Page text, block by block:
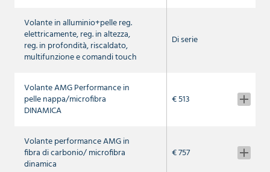
Volante in alluminio+pelle reg.
elettricamente, reg. in altezza,
reg. in profondità, riscaldato,
multifunzione e comandi touch
Di serie
Volante AMG Performance in
pelle nappa/microfibra
DINAMICA
€ 513
Volante performance AMG in
fibra di carbonio/ microfibra
dinamica
€ 757